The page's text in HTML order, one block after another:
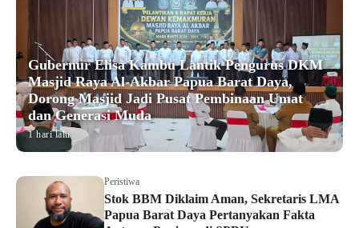
Gubernur Elisa Kambu Lantik Pengurus DKM
Masjid Raya Al-Akbar Papua Barat Daya,
Dorong Masjid Jadi Pusat Pembinaan Umat
dan Generasi Muda
1 hari lalu
Peristiwa
Stok BBM Diklaim Aman, Sekretaris LMA
Papua Barat Daya Pertanyakan Fakta